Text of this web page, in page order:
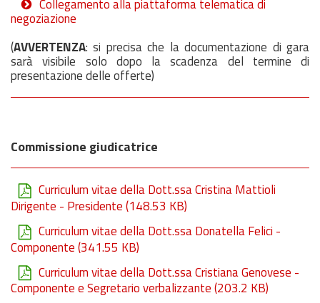
Collegamento alla piattaforma telematica di
negoziazione
(AVVERTENZA: si precisa che la documentazione di gara
sarà visibile solo dopo la scadenza del termine di
presentazione delle offerte)
Commissione giudicatrice
Curriculum vitae della Dott.ssa Cristina Mattioli
Dirigente - Presidente(148.53 KB)
Curriculum vitae della Dott.ssa Donatella Felici -
Componente(341.55 KB)
Curriculum vitae della Dott.ssa Cristiana Genovese -
Componente e Segretario verbalizzante(203.2 KB)